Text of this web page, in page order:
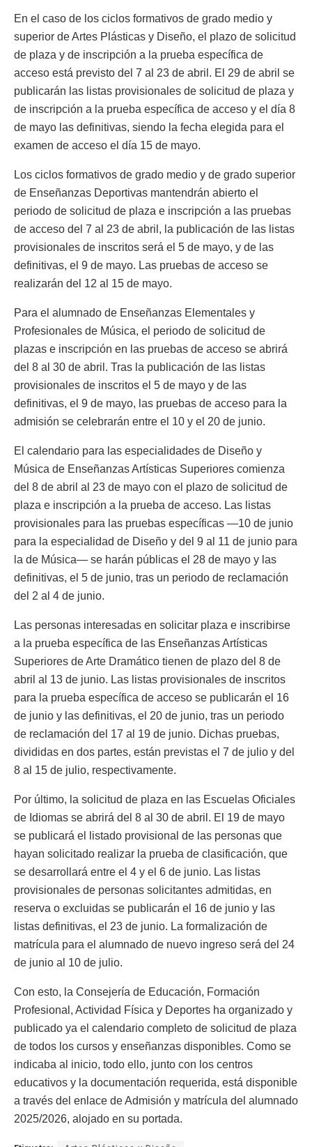
En el caso de los ciclos formativos de grado medio y
superior de Artes Plásticas y Diseño, el plazo de solicitud
de plaza y de inscripción a la prueba específica de
acceso está previsto del 7 al 23 de abril. El 29 de abril se
publicarán las listas provisionales de solicitud de plaza y
de inscripción a la prueba específica de acceso y el día 8
de mayo las definitivas, siendo la fecha elegida para el
examen de acceso el día 15 de mayo.
Los ciclos formativos de grado medio y de grado superior
de Enseñanzas Deportivas mantendrán abierto el
periodo de solicitud de plaza e inscripción a las pruebas
de acceso del 7 al 23 de abril, la publicación de las listas
provisionales de inscritos será el 5 de mayo, y de las
definitivas, el 9 de mayo. Las pruebas de acceso se
realizarán del 12 al 15 de mayo.
Para el alumnado de Enseñanzas Elementales y
Profesionales de Música, el periodo de solicitud de
plazas e inscripción en las pruebas de acceso se abrirá
del 8 al 30 de abril. Tras la publicación de las listas
provisionales de inscritos el 5 de mayo y de las
definitivas, el 9 de mayo, las pruebas de acceso para la
admisión se celebrarán entre el 10 y el 20 de junio.
El calendario para las especialidades de Diseño y
Música de Enseñanzas Artísticas Superiores comienza
del 8 de abril al 23 de mayo con el plazo de solicitud de
plaza e inscripción a la prueba de acceso. Las listas
provisionales para las pruebas específicas —10 de junio
para la especialidad de Diseño y del 9 al 11 de junio para
la de Música— se harán públicas el 28 de mayo y las
definitivas, el 5 de junio, tras un periodo de reclamación
del 2 al 4 de junio.
Las personas interesadas en solicitar plaza e inscribirse
a la prueba específica de las Enseñanzas Artísticas
Superiores de Arte Dramático tienen de plazo del 8 de
abril al 13 de junio. Las listas provisionales de inscritos
para la prueba específica de acceso se publicarán el 16
de junio y las definitivas, el 20 de junio, tras un periodo
de reclamación del 17 al 19 de junio. Dichas pruebas,
divididas en dos partes, están previstas el 7 de julio y del
8 al 15 de julio, respectivamente.
Por último, la solicitud de plaza en las Escuelas Oficiales
de Idiomas se abrirá del 8 al 30 de abril. El 19 de mayo
se publicará el listado provisional de las personas que
hayan solicitado realizar la prueba de clasificación, que
se desarrollará entre el 4 y el 6 de junio. Las listas
provisionales de personas solicitantes admitidas, en
reserva o excluidas se publicarán el 16 de junio y las
listas definitivas, el 23 de junio. La formalización de
matrícula para el alumnado de nuevo ingreso será del 24
de junio al 10 de julio.
Con esto, la Consejería de Educación, Formación
Profesional, Actividad Física y Deportes ha organizado y
publicado ya el calendario completo de solicitud de plaza
de todos los cursos y enseñanzas disponibles. Como se
indicaba al inicio, todo ello, junto con los centros
educativos y la documentación requerida, está disponible
a través del enlace de Admisión y matrícula del alumnado
2025/2026, alojado en su portada.